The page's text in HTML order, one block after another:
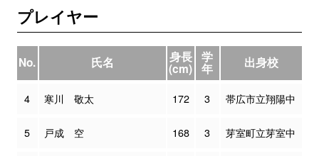
プレイヤー
No. 氏名 身長
(cm)
学
年 出身校
4 寒川 敬太 172 3 帯広市立翔陽中
5 戸成 空 168 3 芽室町立芽室中